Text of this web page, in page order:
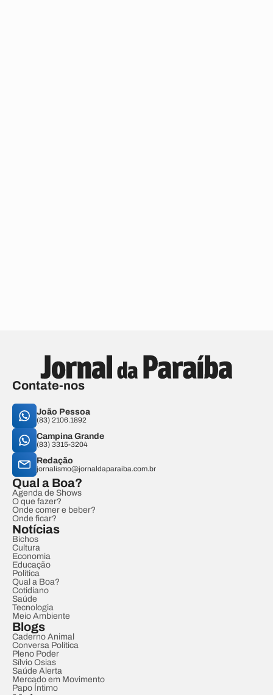
Contate-nos
João Pessoa
(83) 2106.1892
Campina Grande
(83) 3315-3204
Redação
jornalismo@jornaldaparaiba.com.br
Qual a Boa?
Agenda de Shows
O que fazer?
Onde comer e beber?
Onde ficar?
Notícias
Bichos
Cultura
Economia
Educação
Política
Qual a Boa?
Cotidiano
Saúde
Tecnologia
Meio Ambiente
Blogs
Caderno Animal
Conversa Política
Pleno Poder
Sílvio Osias
Saúde Alerta
Mercado em Movimento
Papo Íntimo